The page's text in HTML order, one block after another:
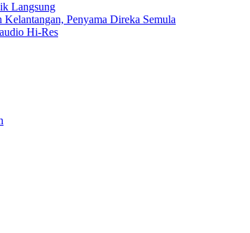
Langsung
Penyama Direka Semula
Hi-Res